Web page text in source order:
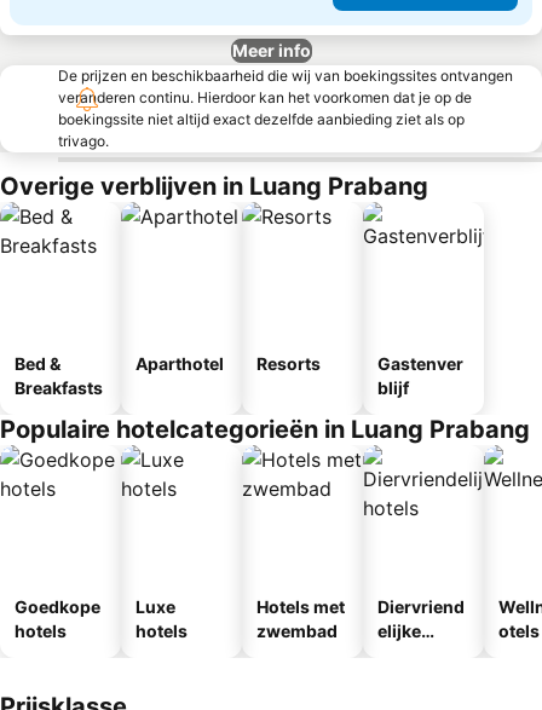
Meer info
De prijzen en beschikbaarheid die wij van boekingssites ontvangen
veranderen continu. Hierdoor kan het voorkomen dat je op de
boekingssite niet altijd exact dezelfde aanbieding ziet als op
trivago.
Overige verblijven in Luang Prabang
Bed &
Breakfasts
Aparthotel Resorts
Gastenver
blijf
Populaire hotelcategorieën in Luang Prabang
Goedkope
hotels
Luxe
hotels
Hotels met
zwembad
Diervriend
elijke
otels